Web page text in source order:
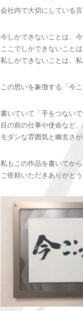
会社内で大切にしている
今しかできないことは、今
ここでしかできないこと
私しかできないことは、
この思いを象徴する「今こ
書いていて「手をつない
目の前の仕事や使命など
モダンな雰囲気と幽玄さ
私もこの作品を書いてか
ご依頼いただきありがとう